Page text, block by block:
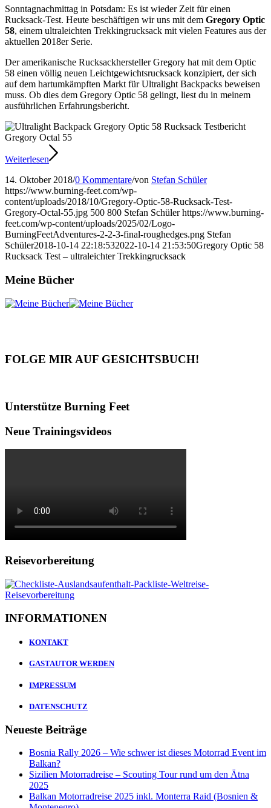
Sonntagnachmittag in Potsdam: Es ist wieder Zeit für einen
Rucksack-Test. Heute beschäftigen wir uns mit dem Gregory Optic
58, einem ultraleichten Trekkingrucksack mit vielen Features aus der
aktuellen 2018er Serie.
Der amerikanische Rucksackhersteller Gregory hat mit dem Optic
58 einen völlig neuen Leichtgewichtsrucksack konzipiert, der sich
auf dem hartumkämpften Markt für Ultralight Backpacks beweisen
muss. Ob dies dem Gregory Optic 58 gelingt, liest du in meinem
ausführlichen Erfahrungsbericht.
Weiterlesen
14. Oktober 2018/0 Kommentare/von Stefan Schüler
https://www.burning-feet.com/wp-
content/uploads/2018/10/Gregory-Optic-58-Rucksack-Test-
Gregory-Octal-55.jpg 500 800 Stefan Schüler https://www.burning-
feet.com/wp-content/uploads/2025/02/Logo-
BurningFeetAdventures-2-2-3-final-roughedges.png Stefan
Schüler2018-10-14 22:18:532022-10-14 21:53:50Gregory Optic 58
Rucksack Test – ultraleichter Trekkingrucksack
Meine Bücher
FOLGE MIR AUF GESICHTSBUCH!
Unterstütze Burning Feet
Neue Trainingsvideos
Reisevorbereitung
INFORMATIONEN
KONTAKT
GASTAUTOR WERDEN
IMPRESSUM
DATENSCHUTZ
Neueste Beiträge
Bosnia Rally 2026 – Wie schwer ist dieses Motorrad Event im
Balkan?
Sizilien Motorradreise – Scouting Tour rund um den Ätna
2025
Balkan Motorradreise 2025 inkl. Monterra Raid (Bosnien &